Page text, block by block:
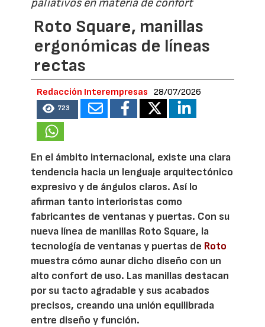
paliativos en materia de confort
Roto Square, manillas
ergonómicas de líneas
rectas
Redacción Interempresas 28/07/2026
723
En el ámbito internacional, existe una clara
tendencia hacia un lenguaje arquitectónico
expresivo y de ángulos claros. Así lo
afirman tanto interioristas como
fabricantes de ventanas y puertas. Con su
nueva línea de manillas Roto Square, la
tecnología de ventanas y puertas de Roto
muestra cómo aunar dicho diseño con un
alto confort de uso. Las manillas destacan
por su tacto agradable y sus acabados
precisos, creando una unión equilibrada
entre diseño y función.